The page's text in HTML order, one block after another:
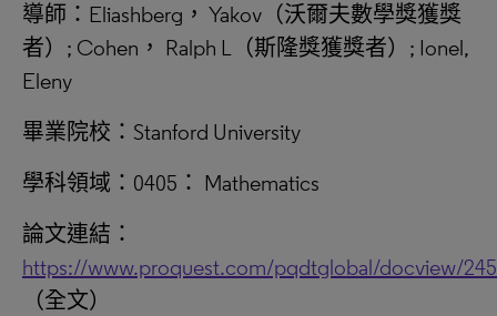
導師：Eliashberg， Yakov（沃爾夫數學獎獲獎
者）; Cohen， Ralph L（斯隆獎獲獎者）; Ionel,
Eleny
畢業院校：Stanford University
學科領域：0405： Mathematics
論文連結：
https://www.proquest.com/pqdtglobal/docview/
（全文）